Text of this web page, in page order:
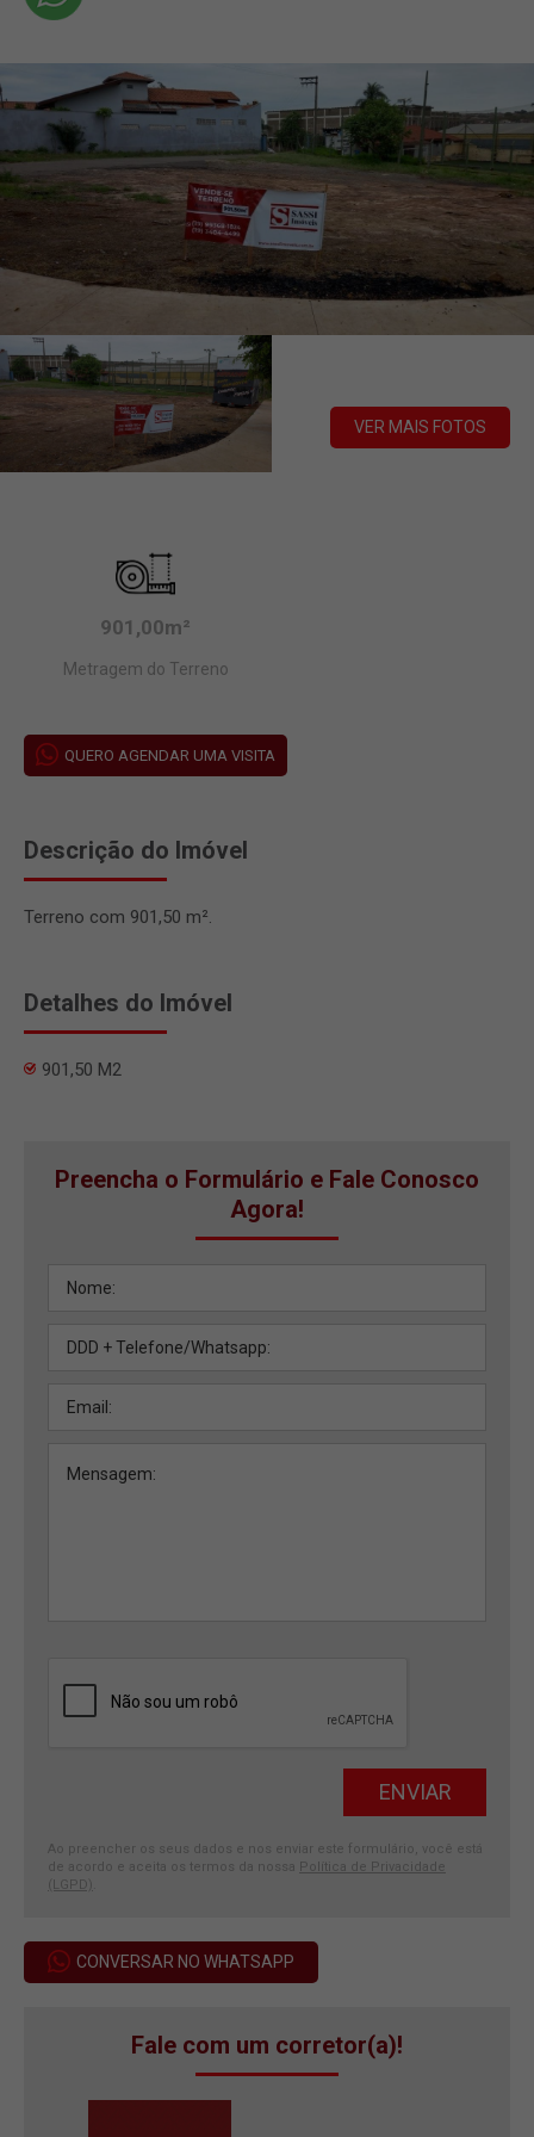
VER MAIS FOTOS
901,00m²
Metragem do Terreno
QUERO AGENDAR UMA VISITA
Descrição do Imóvel
Terreno com 901,50 m².
Detalhes do Imóvel
901,50 M2
Preencha o Formulário e Fale Conosco
Agora!
Ao preencher os seus dados e nos enviar este formulário, você está
de acordo e aceita os termos da nossa Política de Privacidade
(LGPD)
CONVERSAR NO WHATSAPP
Fale com um corretor(a)!